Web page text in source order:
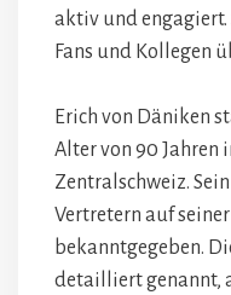
aktiv und engagiert.
Fans und Kollegen
Erich von Däniken
Alter von 90 Jahren
Zentralschweiz.
Vertretern auf
bekanntgegeben.
detailliert genannt,